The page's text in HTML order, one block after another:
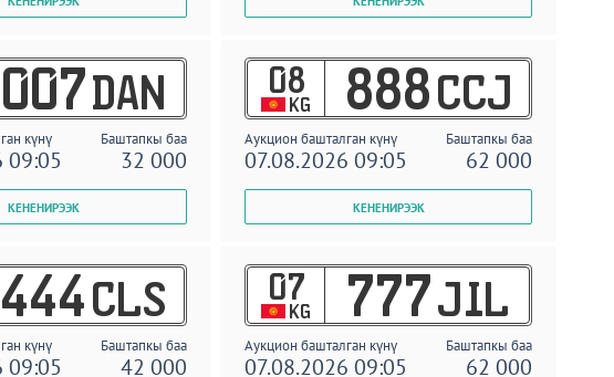
007 DAN
күнү Баштапкы баа
09:05 32 000
08
KG 888 CCJ
Аукцион башталган күнү Баштапкы баа
07.08.2026 09:05 62 000
444 CLS
күнү Баштапкы баа
09:05 42 000
07
KG 777 JIL
Аукцион башталган күнү Баштапкы баа
07.08.2026 09:05 62 000